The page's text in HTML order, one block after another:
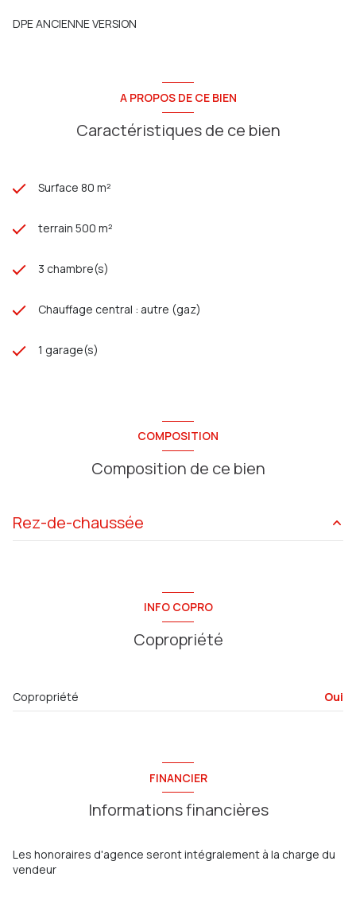
DPE ANCIENNE VERSION
A PROPOS DE CE BIEN
Caractéristiques de ce bien
Surface 80 m²
terrain 500 m²
3 chambre(s)
Chauffage central : autre (gaz)
1 garage(s)
COMPOSITION
Composition de ce bien
Rez-de-chaussée
INFO COPRO
Copropriété
Copropriété Oui
FINANCIER
Informations financières
Les honoraires d'agence seront intégralement à la charge du
vendeur